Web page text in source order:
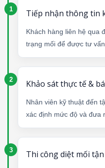
Tiếp nhận thông tin
Khách hàng liên hệ qua
trạng mối để được tư
Khảo sát thực tế &
Nhân viên kỹ thuật đến
xác định mức độ và đưa
Thi công diệt mối